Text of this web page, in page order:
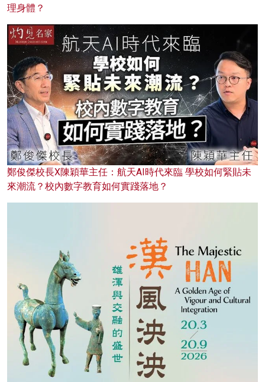
理身體？
鄭俊傑校長X陳穎華主任：航天AI時代來臨 學校如何緊貼未
來潮流？校內數字教育如何實踐落地？